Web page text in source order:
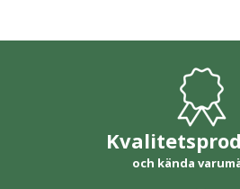
och kända